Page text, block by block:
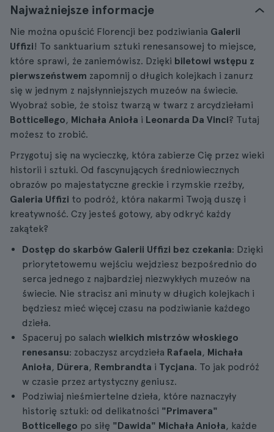
Najważniejsze informacje
Nie można opuścić Florencji bez podziwiania Galerii
Uffizi! To sanktuarium sztuki renesansowej to miejsce,
które sprawi, że zaniemówisz. Dzięki biletowi wstępu z
pierwszeństwem zapomnij o długich kolejkach i zanurz
się w jednym z najsłynniejszych muzeów na świecie.
Wyobraź sobie, że stoisz twarzą w twarz z arcydziełami
Botticellego, Michała Anioła i Leonarda Da Vinci? Tutaj
możesz to zrobić.
Przygotuj się na wycieczkę, która zabierze Cię przez wieki
historii i sztuki. Od fascynujących średniowiecznych
obrazów po majestatyczne greckie i rzymskie rzeźby,
Galeria Uffizi to podróż, która nakarmi Twoją duszę i
kreatywność. Czy jesteś gotowy, aby odkryć każdy
zakątek?
Dostęp do skarbów Galerii Uffizi bez czekania: Dzięki
priorytetowemu wejściu wejdziesz bezpośrednio do
serca jednego z najbardziej niezwykłych muzeów na
świecie. Nie stracisz ani minuty w długich kolejkach i
będziesz mieć więcej czasu na podziwianie każdego
dzieła.
Spaceruj po salach wielkich mistrzów włoskiego
renesansu: zobaczysz arcydzieła Rafaela, Michała
Anioła, Dürera, Rembrandta i Tycjana. To jak podróż
w czasie przez artystyczny geniusz.
Podziwiaj nieśmiertelne dzieła, które naznaczyły
historię sztuki: od delikatności "Primavera"
Botticellego po siłę "Dawida" Michała Anioła, każde